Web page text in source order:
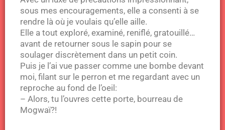
sous mes encouragements, elle a consenti à se
rendre là où je voulais qu’elle aille.
Elle a tout exploré, examiné, reniflé, gratouillé…
avant de retourner sous le sapin pour se
soulager discrètement dans un petit coin.
Puis je l’ai vue passer comme une bombe devant
moi, filant sur le perron et me regardant avec un
reproche au fond de l’oeil:
– Alors, tu l’ouvres cette porte, bourreau de
Mogwaï?!